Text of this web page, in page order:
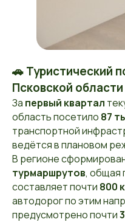
🚗 Туристический
Псковской области
За первый квартал
область посетило 87
транспортной
ведётся в плановом
В регионе
турмаршрутов, общая
составляет почти 800
автодорог по этим
предусмотрено почти